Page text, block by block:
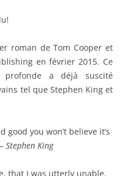
roman de Tom Cooper et
en février 2015. Ce
profonde a déjà suscité
tel que Stephen King et
good you won’t believe it’s
Stephen King
that I was utterly unable,